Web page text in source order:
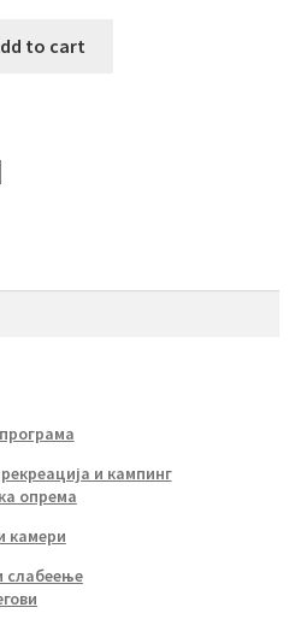
to cart
и кампинг
опрема
камери
слабеење